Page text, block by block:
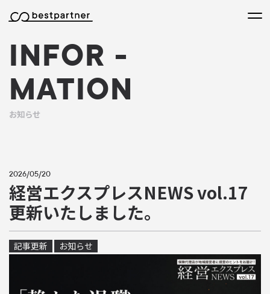
メ
INFOR -
MATION
お知らせ
2026/05/20
経営エクスプレスNEWS vol.17
更新いたしました。
記事更新 お知らせ